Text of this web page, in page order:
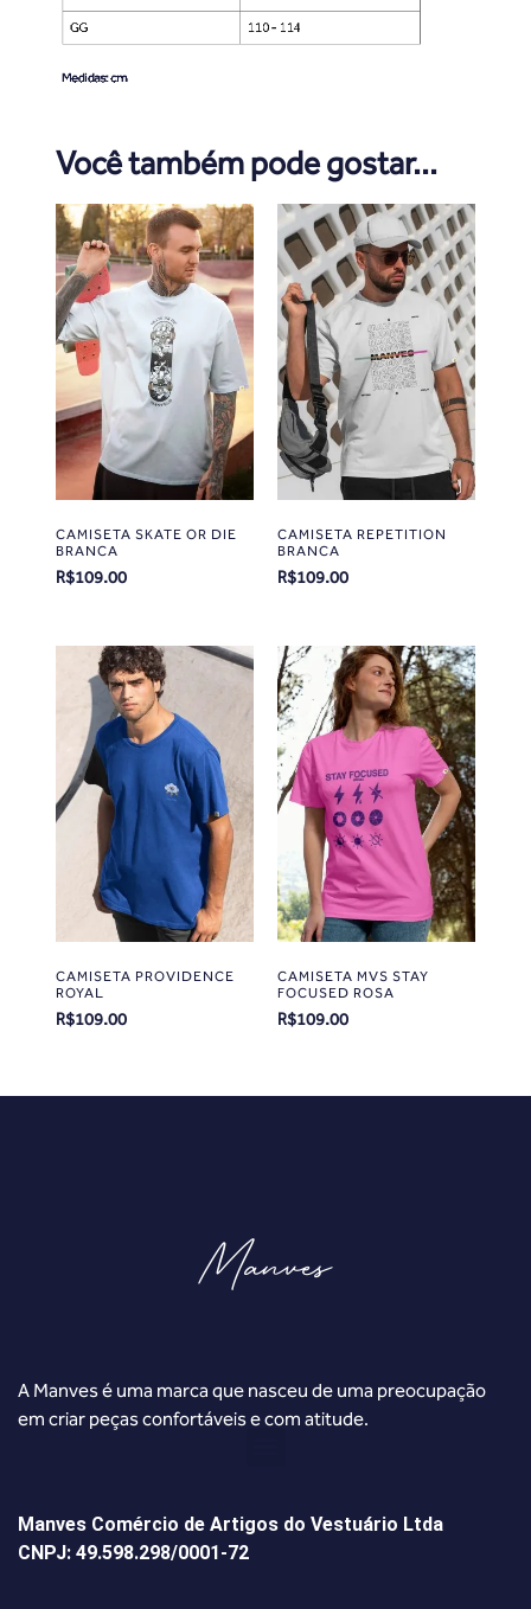
Você também pode gostar...
CAMISETA SKATE OR DIE
BRANCA
R$109.00
CAMISETA REPETITION
BRANCA
R$109.00
CAMISETA PROVIDENCE
ROYAL
R$109.00
CAMISETA MVS STAY
FOCUSED ROSA
R$109.00
A Manves é uma marca que nasceu de uma preocupação
em criar peças confortáveis e com atitude.
Manves Comércio de Artigos do Vestuário Ltda
CNPJ: 49.598.298/0001-72